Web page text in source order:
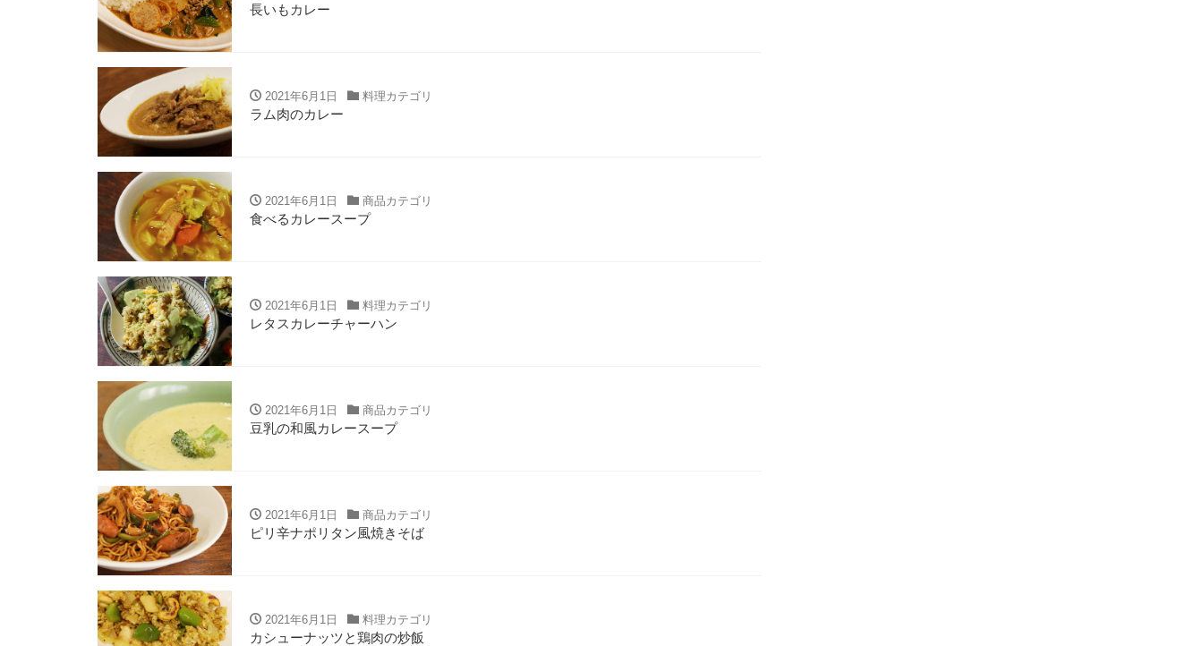
長いもカレー
2021年6月1日 料理カテゴリ
ラム肉のカレー
2021年6月1日 商品カテゴリ
食べるカレースープ
2021年6月1日 料理カテゴリ
レタスカレーチャーハン
2021年6月1日 商品カテゴリ
豆乳の和風カレースープ
2021年6月1日 商品カテゴリ
ピリ辛ナポリタン風焼きそば
2021年6月1日 料理カテゴリ
カシューナッツと鶏肉の炒飯